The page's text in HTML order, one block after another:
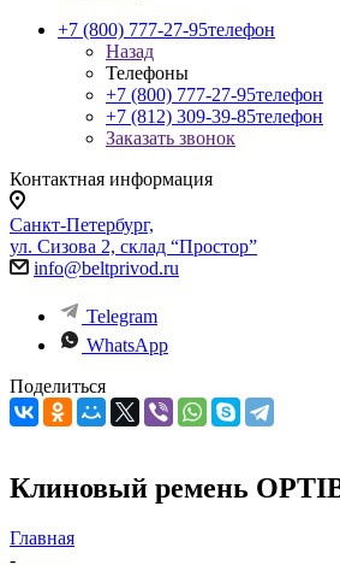
+7 (800) 777-27-95телефон
Назад
Телефоны
+7 (800) 777-27-95телефон
+7 (812) 309-39-85телефон
Заказать звонок
Контактная информация
Санкт-Петербург,
ул. Сизова 2, склад “Простор”
info@beltprivod.ru
Telegram
WhatsApp
Поделиться
Клиновый ремень
Главная
-